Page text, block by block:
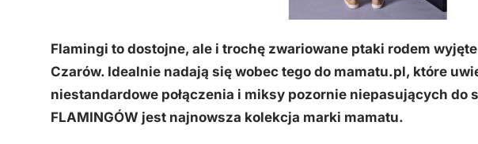
Flamingi to dostojne, ale i trochę zwariowane ptaki rodem
Czarów. Idealnie nadają się wobec tego do mamatu.pl, które
niestandardowe połączenia i miksy pozornie niepasujących do
FLAMINGÓW jest najnowsza kolekcja marki mamatu.